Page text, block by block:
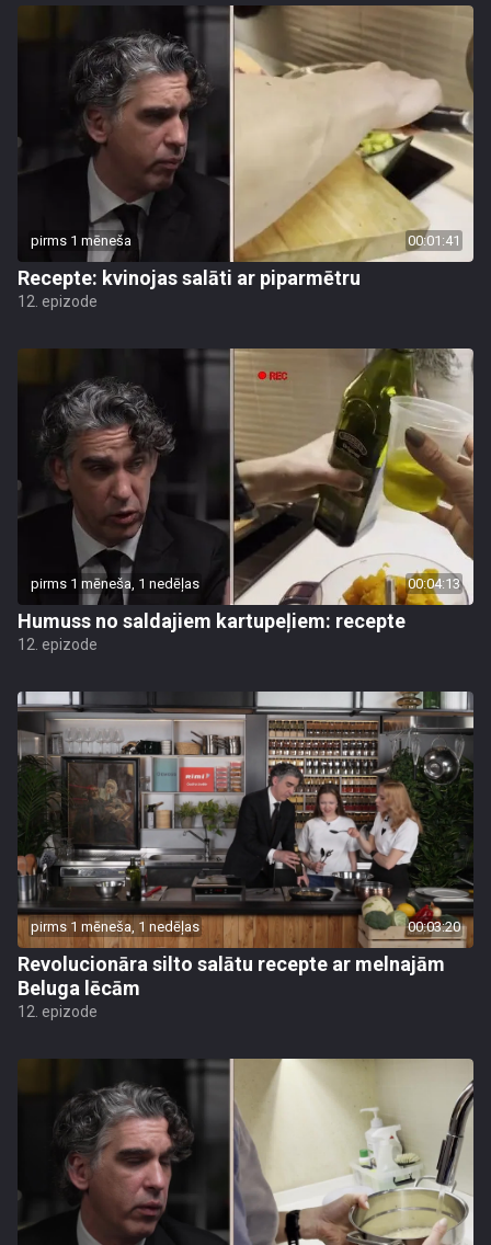
pirms 1 mēneša 00:01:41
Recepte: kvinojas salāti ar piparmētru
12. epizode
pirms 1 mēneša, 1 nedēļas 00:04:13
Humuss no saldajiem kartupeļiem: recepte
12. epizode
pirms 1 mēneša, 1 nedēļas 00:03:20
Revolucionāra silto salātu recepte ar melnajām
Beluga lēcām
12. epizode